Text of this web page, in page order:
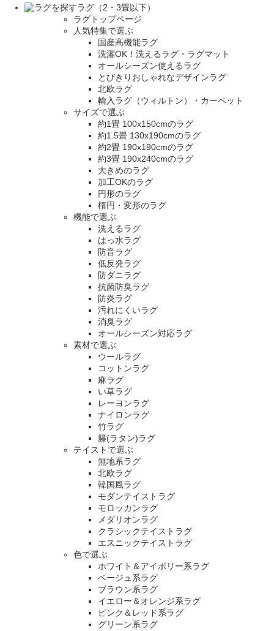
ラグ（2・3畳以下）
ラグトップページ
人気特集で選ぶ
国産高機能ラグ
洗濯OK！洗えるラグ・ラグマット
オールシーズン使えるラグ
とびきりおしゃれなデザインラグ
北欧ラグ
輸入ラグ（ウィルトン）・カーペット
サイズで選ぶ
約1畳 100x150cmのラグ
約1.5畳 130x190cmのラグ
約2畳 190x190cmのラグ
約3畳 190x240cmのラグ
大きめのラグ
加工OKのラグ
円形のラグ
楕円・変形のラグ
機能で選ぶ
洗えるラグ
はっ水ラグ
防音ラグ
低反発ラグ
防ダニラグ
抗菌防臭ラグ
防炎ラグ
汚れにくいラグ
消臭ラグ
オールシーズン対応ラグ
素材で選ぶ
ウールラグ
コットンラグ
麻ラグ
い草ラグ
レーヨンラグ
ナイロンラグ
竹ラグ
籐(ラタン)ラグ
テイストで選ぶ
無地系ラグ
北欧ラグ
韓国風ラグ
モダンテイストラグ
モロッカンラグ
メダリオンラグ
クラシックテイストラグ
エスニックテイストラグ
色で選ぶ
ホワイト＆アイボリー系ラグ
ベージュ系ラグ
ブラウン系ラグ
イエロー＆オレンジ系ラグ
ピンク＆レッド系ラグ
グリーン系ラグ